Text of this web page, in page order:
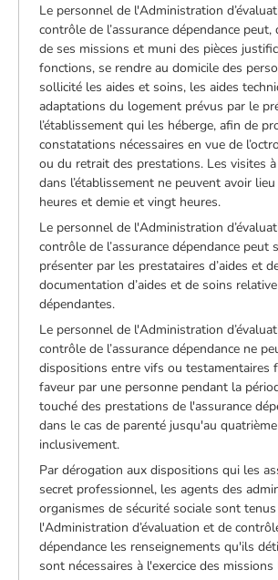
Le personnel de l'Administration
contrôle de l’assurance dépendance peut,
de ses missions et muni des pièces
fonctions, se rendre au domicile des
sollicité les aides et soins, les aides
adaptations du logement prévus par le
l’établissement qui les héberge, afin de
constatations nécessaires en vue de
ou du retrait des prestations. Les visites
dans l’établissement ne peuvent avoir lieu
heures et demie et vingt heures.
Le personnel de l'Administration
contrôle de l’assurance dépendance peut
présenter par les prestataires d’aides et
documentation d’aides et de soins
dépendantes.
Le personnel de l'Administration
contrôle de l’assurance dépendance ne
dispositions entre vifs ou testamentaires
faveur par une personne pendant la
touché des prestations de l'assurance
dans le cas de parenté jusqu'au
inclusivement.
Par dérogation aux dispositions qui les
secret professionnel, les agents des
organismes de sécurité sociale sont
l'Administration d’évaluation et de
dépendance les renseignements qu'ils
sont nécessaires à l'exercice des